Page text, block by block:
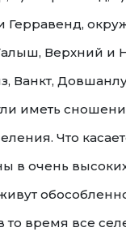
Герравенд,
Верхний
Ванкт,
иметь
Что
в очень
время все